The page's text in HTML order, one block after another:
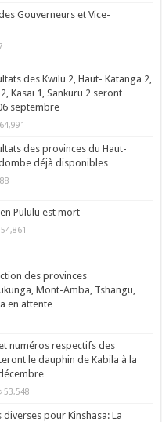
Gouverneurs et Vice-
des Kwilu 2, Haut- Katanga 2,
Kasai 1, Sankuru 2 seront
septembre
64,991
des provinces du Haut-
déjà disponibles
Pululu est mort
54,861
des provinces
Mont-Amba, Tshangu,
en attente
numéros respectifs des
le dauphin de Kabila à la
53,548
pour Kinshasa: La